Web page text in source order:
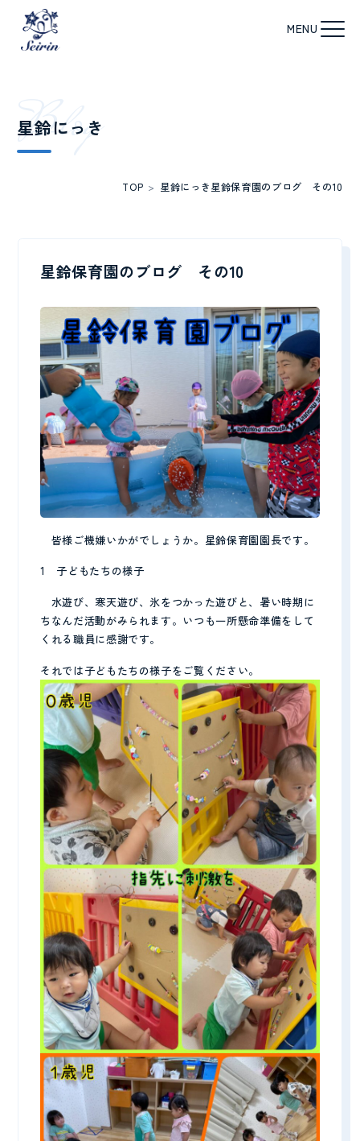
CONTACT
見学予約・お問い合わせ
プライバシーポリシー
Blog
星鈴にっき
TOP > 星鈴にっき星鈴保育園のブログ その10
星鈴保育園のブログ その10
皆様ご機嫌いかがでしょうか。星鈴保育園園長です。
1 子どもたちの様子
水遊び、寒天遊び、氷をつかった遊びと、暑い時期に
ちなんだ活動がみられます。いつも一所懸命準備をして
くれる職員に感謝です。
それでは子どもたちの様子をご覧ください。